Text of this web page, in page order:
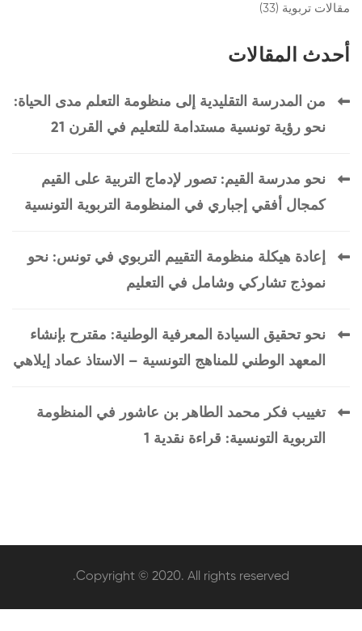
مقالات تربوية (33)
أحدث المقالات
من المدرسة التقليدية إلى منظومة التعلم مدى الحياة:
نحو رؤية تونسية مستدامة للتعليم في القرن 21
نحو مدرسة القيم: تصور لإدماج التربية على القيم
كمجال أفقي إجباري في المنظومة التربوية التونسية
إعادة هيكلة منظومة التقييم التربوي في تونس: نحو
نموذج تشاركي وشامل في التعليم
نحو تحقيق السيادة المعرفية الوطنية: مقترح بإنشاء
المعهد الوطني للمناهج التونسية – الاستاذ عماد إيلاهي
تغييب فكر محمد الطاهر بن عاشور في المنظومة
التربوية التونسية: قراءة نقدية 1
Copyright © 2020. All rights reserved.